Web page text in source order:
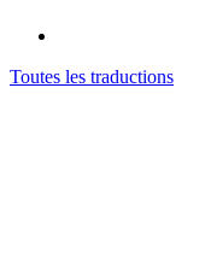
Toutes les traductions